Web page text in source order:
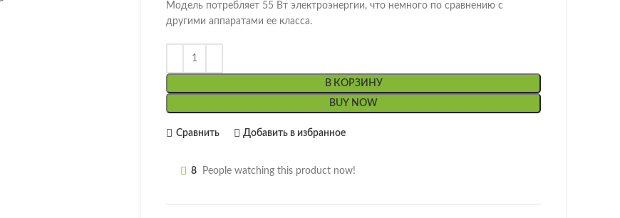
Модель потребляет 55 Вт электроэнергии, что немного по сравнению с
другими аппаратами ее класса.
В КОРЗИНУ
BUY NOW
Сравнить Добавить в избранное
8 People watching this product now!